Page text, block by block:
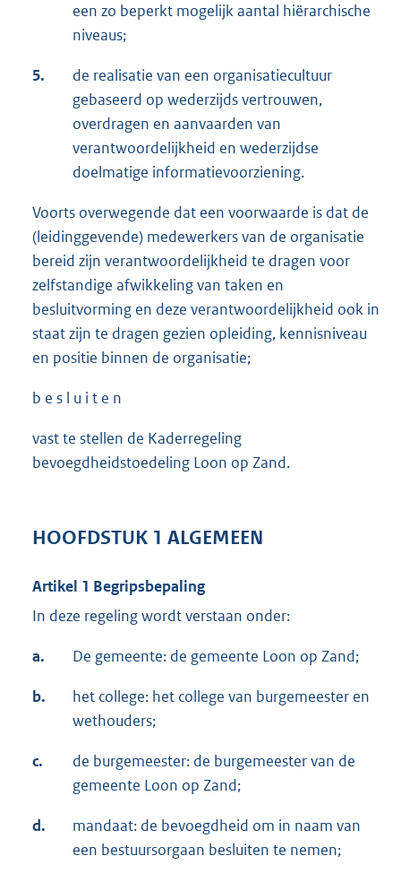
een zo beperkt mogelijk aantal hiërarchische
niveaus;
5.
de realisatie van een organisatiecultuur
gebaseerd op wederzijds vertrouwen,
overdragen en aanvaarden van
verantwoordelijkheid en wederzijdse
doelmatige informatievoorziening.
Voorts overwegende dat een voorwaarde is dat de
(leidinggevende) medewerkers van de organisatie
bereid zijn verantwoordelijkheid te dragen voor
zelfstandige afwikkeling van taken en
besluitvorming en deze verantwoordelijkheid ook in
staat zijn te dragen gezien opleiding, kennisniveau
en positie binnen de organisatie;
b e s l u i t e n
vast te stellen de Kaderregeling
bevoegdheidstoedeling Loon op Zand.
HOOFDSTUK 1 ALGEMEEN
Artikel 1 Begripsbepaling
In deze regeling wordt verstaan onder:
a. De gemeente: de gemeente Loon op Zand;
b.
het college: het college van burgemeester en
wethouders;
c.
de burgemeester: de burgemeester van de
gemeente Loon op Zand;
d.
mandaat: de bevoegdheid om in naam van
een bestuursorgaan besluiten te nemen;